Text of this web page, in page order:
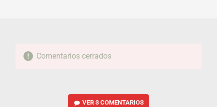
Comentarios cerrados
VER3 COMENTARIOS